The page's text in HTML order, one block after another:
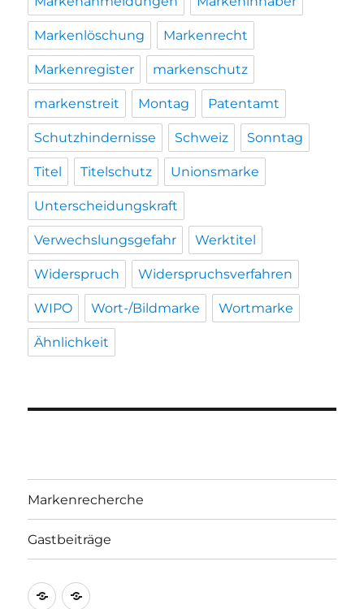
Markenlöschung Markenrecht
Markenregister markenschutz
markenstreit Montag Patentamt
Schutzhindernisse Schweiz Sonntag
Titel Titelschutz Unionsmarke
Unterscheidungskraft
Verwechslungsgefahr Werktitel
Widerspruch Widerspruchsverfahren
WIPO Wort-/Bildmarke Wortmarke
Ähnlichkeit
Markenrecherche
Gastbeiträge
Markenrecherche
Gastbeiträge